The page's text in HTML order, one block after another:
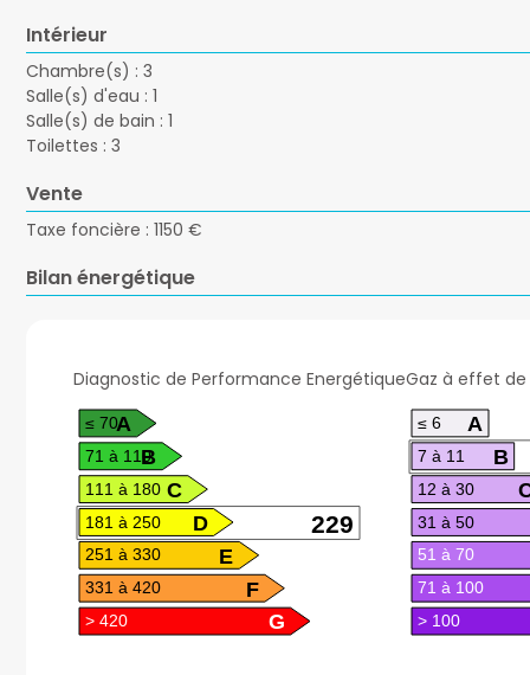
Intérieur
Chambre(s) : 3
Salle(s) d'eau : 1
Salle(s) de bain : 1
Toilettes : 3
Vente
Taxe foncière : 1150 €
Bilan énergétique
A
≤ 70
B
71 à 110
C
111 à 180
229
D
181 à 250
E
251 à 330
F
331 à 420
G
> 420
A
≤ 6
B
7 à 11
12 à 30
31 à 50
51 à 70
71 à 100
> 100